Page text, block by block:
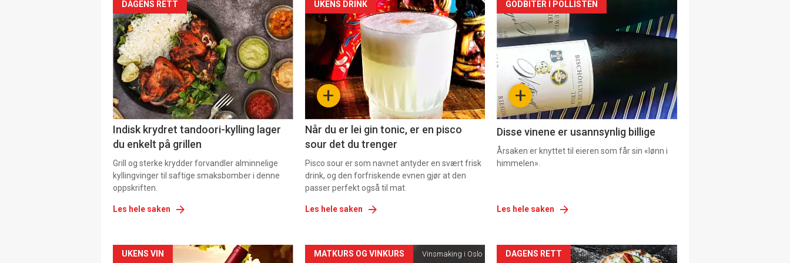
DAGENS RETT
Indisk krydret tandoori-kylling lager
du enkelt på grillen
Grill og sterke krydder forvandler alminnelige
kyllingvinger til saftige smaksbomber i denne
oppskriften.
Les hele saken
Forsiden
akkurat
nå
-
+
UKENS DRINK
Når du er lei gin tonic, er en pisco
sour det du trenger
Pisco sour er som navnet antyder en svært frisk
drink, og den forfriskende evnen gjør at den
passer perfekt også til mat.
Les hele saken
Forsiden
akkurat
nå
3 +
GODBITER I POLLISTEN
Disse vinene er usannsynlig billige
Årsaken er knyttet til eieren som får sin «lønn i
himmelen».
Les hele saken
Forsiden
UKENS VIN Forsiden
MATKURS OG VINKURS Vinsmaking i Oslo Forsiden
DAGENS RETT